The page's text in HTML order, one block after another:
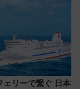
咲く8,000発の大迫
ェリーで繋ぐ 日本